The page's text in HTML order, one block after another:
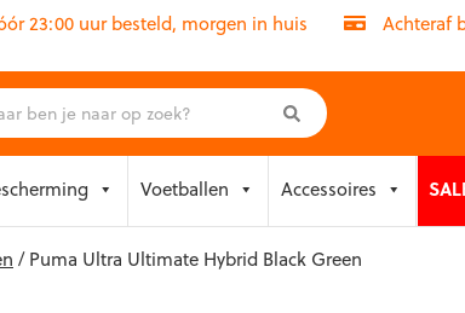
23:00 uur besteld, morgen in huis Achteraf
Voetballen Accessoires
/ Puma Ultra Ultimate Hybrid Black Green